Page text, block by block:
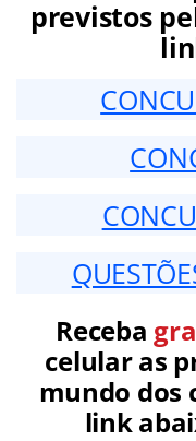
previstos
Receba
celular as
mundo dos
link